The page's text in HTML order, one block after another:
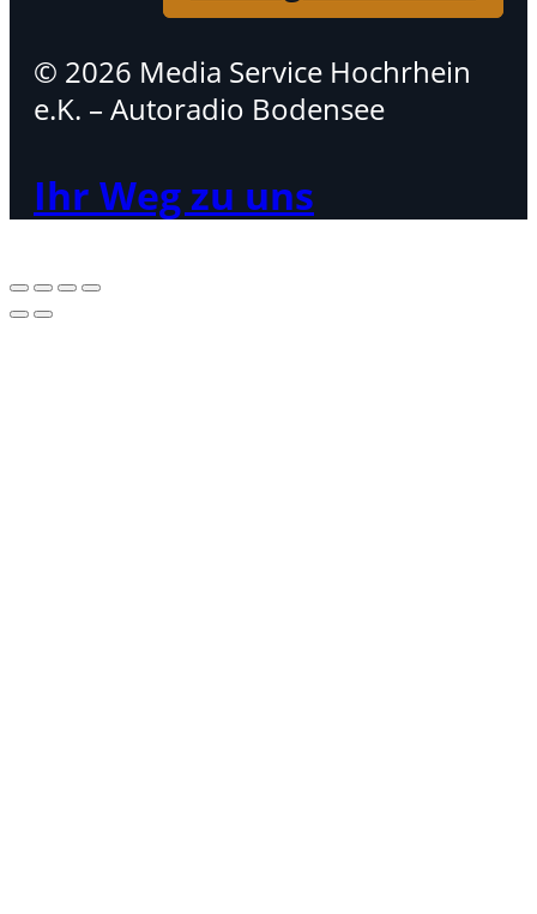
© 2026 Media Service Hochrhein
e.K. – Autoradio Bodensee
Ihr Weg zu uns